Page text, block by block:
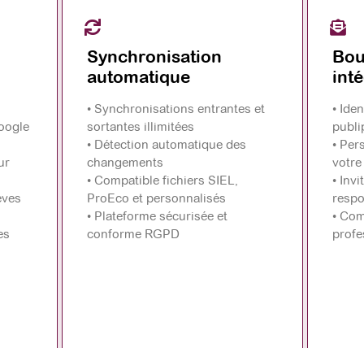
Synchronisation
automatique
• Synchronisations entrantes et
sortantes illimitées
• Détection automatique des
changements
• Compatible fichiers SIEL,
ProEco et personnalisés
• Plateforme sécurisée et
conforme RGPD
•
•
votre
•
•